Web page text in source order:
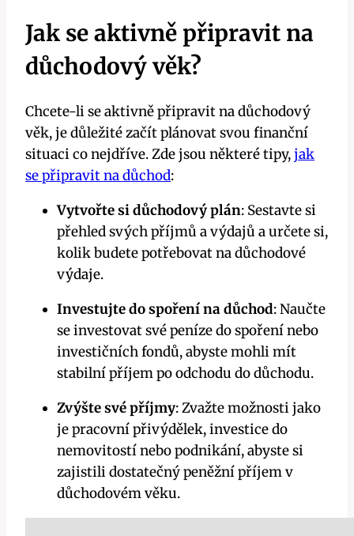
Jak se aktivně připravit na
důchodový věk?
Chcete-li se aktivně připravit na důchodový
věk, je důležité začít plánovat svou finanční
situaci co nejdříve. Zde jsou některé tipy,jak
se připravit na důchod:
Vytvořte si důchodový plán: Sestavte si
přehled svých příjmů a výdajů a určete si,
kolik budete potřebovat na důchodové
výdaje.
Investujte do spoření na důchod: Naučte
se investovat své peníze do spoření nebo
investičních fondů, abyste mohli mít
stabilní příjem po odchodu do důchodu.
Zvýšte své příjmy: Zvažte možnosti jako
je pracovní přivýdělek, investice do
nemovitostí nebo podnikání, abyste si
zajistili dostatečný peněžní příjem v
důchodovém věku.